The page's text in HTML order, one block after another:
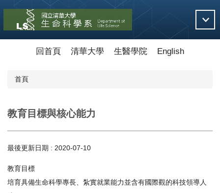
要
回首頁 清華大學 生醫學院 English
首頁
教育目標與核心能力
最後更新日期 : 2020-07-10
教育目標
培育具備生命科學專長、紮實就業能力並含有國際觀的科技領導人